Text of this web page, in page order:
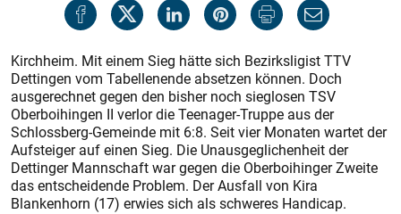
Kirchheim. Mit einem Sieg hätte sich Bezirksligist TTV
Dettingen vom Tabellenende absetzen können. Doch
ausgerechnet gegen den bisher noch sieglosen TSV
Oberboihingen II verlor die Teenager-Truppe aus der
Schlossberg-Gemeinde mit 6:8. Seit vier Monaten wartet der
Aufsteiger auf einen Sieg. Die Unausgeglichenheit der
Dettinger Mannschaft war gegen die Oberboi­hinger Zweite
das entscheidende Problem. Der Ausfall von Kira
Blankenhorn (17) erwies sich als schweres Handicap.